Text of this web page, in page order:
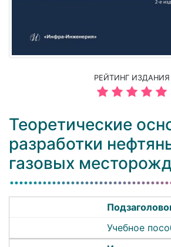
РЕЙТИНГ ИЗДАНИЯ
Теоретические
разработки
газовых
Учебное